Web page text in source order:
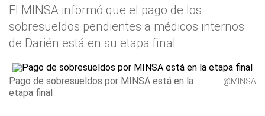
El MINSA informó que el pago de los
sobresueldos pendientes a médicos internos
de Darién está en su etapa final.
Pago de sobresueldos por MINSA está en la
etapa final
@MINSA